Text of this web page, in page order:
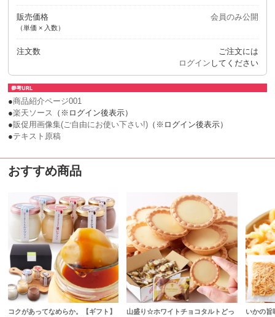
販売価格
（単価 × 入数）
会員のみ公開
注文数
ご注文には
ログイン してください
●商品紹介ページ001
●楽天ソース
（※ログイン後表示）
●販促用画像集(ご自由にお使い下さい!) （※ログイン後表示）
●テキスト原稿
おすすめ商品
コクがあってなめらか。【ギフト】
山盛り☆ホワイトチョコタルトどっ
いかの旨